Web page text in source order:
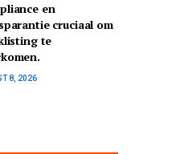
en
cruciaal om
te
8, 2026